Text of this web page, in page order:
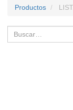
Productos